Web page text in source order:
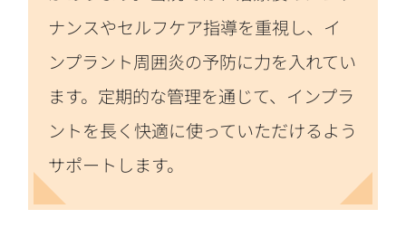
ナンスやセルフケア指導を重視し、イ
ンプラント周囲炎の予防に力を入れてい
ます。定期的な管理を通じて、インプラ
ントを長く快適に使っていただけるよう
サポートします。